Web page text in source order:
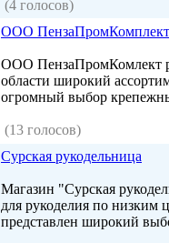
(4 голосов)
ООО ПензаПромКомплект
ООО ПензаПромКомлект
области широкий
огромный выбор
(13 голосов)
Сурская рукодельница
Магазин "Сурская
для рукоделия по низким
представлен широкий